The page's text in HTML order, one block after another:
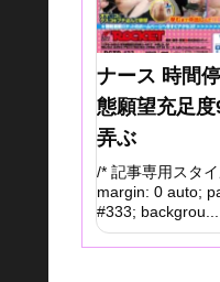
ナース 時間
態願望充足
弄ぶ
/* 記事専用スタ
margin: 0 auto;
#333; backgrou...